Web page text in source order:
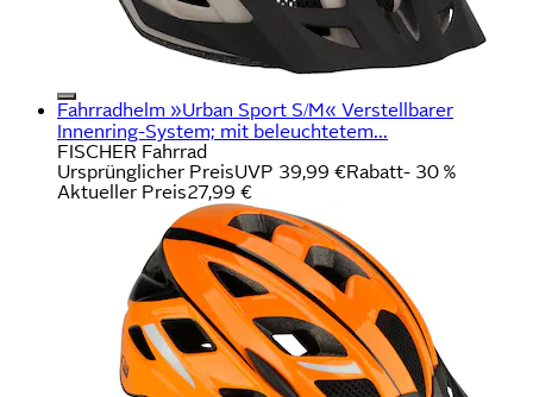
Fahrradhelm »Urban Sport S/M« Verstellbarer
Innenring-System; mit beleuchtetem...
FISCHER Fahrrad
Ursprünglicher PreisUVP 39,99 €Rabatt- 30 %
Aktueller Preis27,99 €